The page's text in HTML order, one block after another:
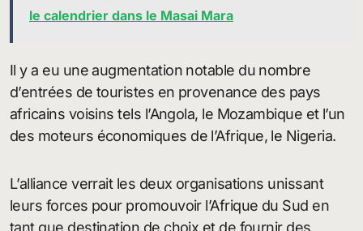
le calendrier dans le Masai Mara
Il y a eu une augmentation notable du nombre
d’entrées de touristes en provenance des pays
africains voisins tels l’Angola, le Mozambique et l’un
des moteurs économiques de l’Afrique, le Nigeria.
L’alliance verrait les deux organisations unissant
leurs forces pour promouvoir l’Afrique du Sud en
tant que destination de choix et de fournir des